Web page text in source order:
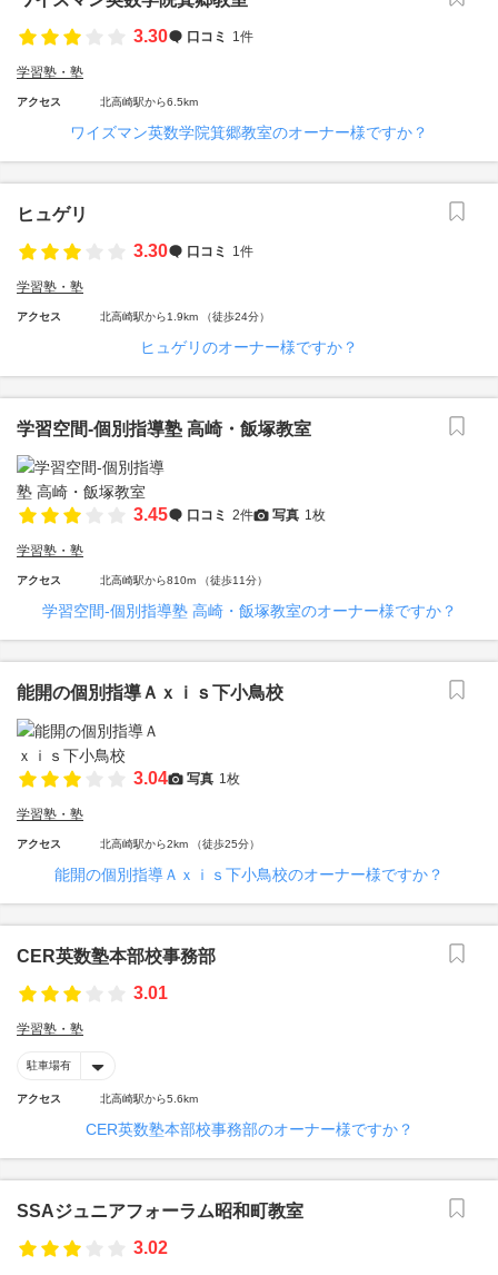
3.30
口コミ 1件
学習塾・塾
アクセス 北高崎駅から6.5km
ワイズマン英数学院箕郷教室のオーナー様ですか？
ヒュゲリ
3.30
口コミ 1件
学習塾・塾
アクセス 北高崎駅から1.9km （徒歩24分）
ヒュゲリのオーナー様ですか？
学習空間‐個別指導塾 高崎・飯塚教室
3.45 口コミ 2件 写真 1枚
学習塾・塾
アクセス 北高崎駅から810m （徒歩11分）
学習空間‐個別指導塾 高崎・飯塚教室のオーナー様ですか？
能開の個別指導Ａｘｉｓ下小鳥校
3.04 写真 1枚
学習塾・塾
アクセス 北高崎駅から2km （徒歩25分）
能開の個別指導Ａｘｉｓ下小鳥校のオーナー様ですか？
CER英数塾本部校事務部
3.01
学習塾・塾
駐車場有
アクセス 北高崎駅から5.6km
CER英数塾本部校事務部のオーナー様ですか？
SSAジュニアフォーラム昭和町教室
3.02